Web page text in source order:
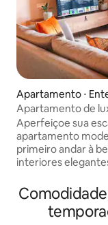
Apartamento ⋅
Apartamento de
Marina - Entebbe
Aperfeiçoe sua
apartamento
primeiro andar à
interiores
prestigiado e
fechado Pearl
mobiliado,